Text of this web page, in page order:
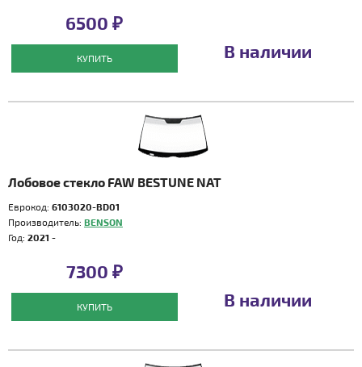
6500 ₽
КУПИТЬ В наличии
Лобовое стекло FAW BESTUNE NAT
Еврокод: 6103020-BD01
Производитель: BENSON
Год: 2021 -
7300 ₽
КУПИТЬ В наличии